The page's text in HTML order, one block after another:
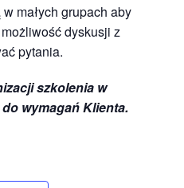
małych grupach aby
dyskusji z
pytania.
szkolenia w
wymagań Klienta.